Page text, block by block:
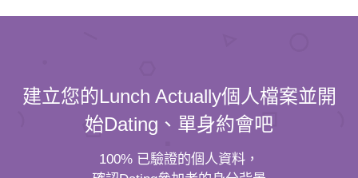
建立您的Lunch Actually個人檔案並開
始Dating、單身約會吧
100% 已驗證的個人資料，